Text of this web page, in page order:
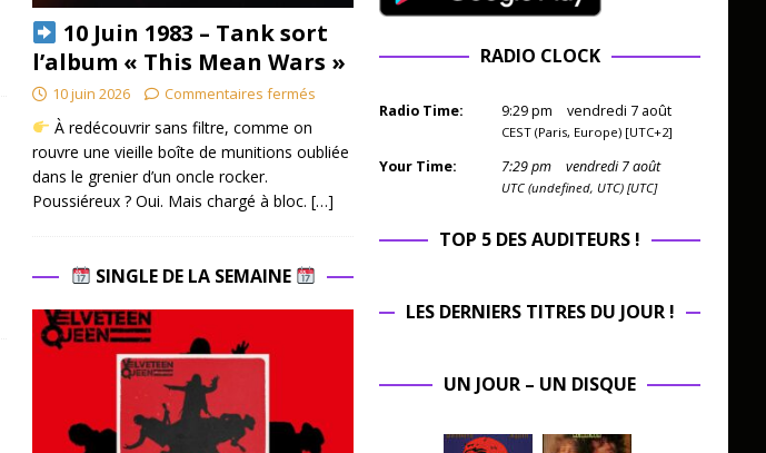
10 Juin 1983 – Tank sort
l’album « This Mean Wars »
10 juin 2026 Commentaires fermés
À redécouvrir sans filtre, comme on
rouvre une vieille boîte de munitions oubliée
dans le grenier d’un oncle rocker.
Poussiéreux ? Oui. Mais chargé à bloc. […]
SINGLE DE LA SEMAINE
RADIO CLOCK
Radio Time: 9:29pm vendredi 7 août
CEST (Paris, Europe) [UTC+2]
Your Time: 7:29pm vendredi 7 août
UTC (undefined, UTC) [UTC]
TOP 5 DES AUDITEURS !
LES DERNIERS TITRES DU JOUR !
UN JOUR – UN DISQUE